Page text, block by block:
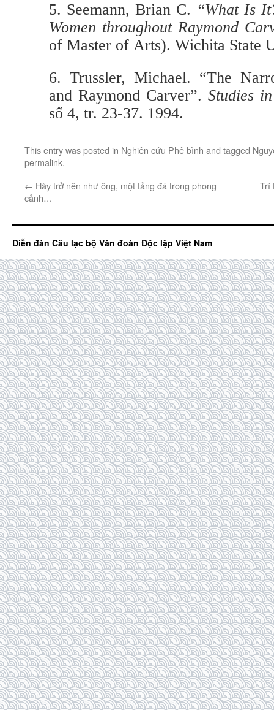
5. Seemann, Brian C. “What Is
Women throughout Raymond
of Master of Arts). Wichita State
6. Trussler, Michael. “The
and Raymond Carver”. Studies
số 4, tr. 23-37. 1994.
This entry was posted in Nghiên cứu Phê bình and tagged
permalink.
← Hãy trở nên như ông, một tảng đá trong phong
cảnh…
Trí
Diễn đàn Câu lạc bộ Văn đoàn Độc lập Việt Nam